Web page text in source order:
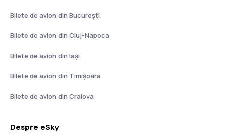
Bilete de avion din București
Bilete de avion din Cluj-Napoca
Bilete de avion din Iași
Bilete de avion din Timișoara
Bilete de avion din Craiova
Despre eSky